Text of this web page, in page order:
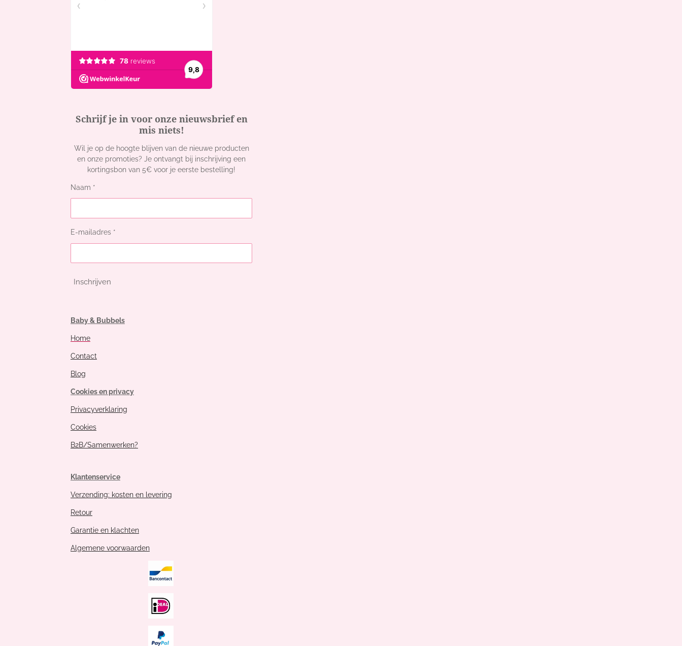
Schrijf je in voor onze nieuwsbrief en
mis niets!
Wil je op de hoogte blijven van de nieuwe producten
en onze promoties? Je ontvangt bij inschrijving een
kortingsbon van 5€ voor je eerste bestelling!
Naam *
E-mailadres *
Inschrijven
Baby & Bubbels
Home
Contact
Blog
Cookies en privacy
Privacyverklaring
Cookies
B2B/Samenwerken?
Klantenservice
Verzending: kosten en levering
Retour
Garantie en klachten
Algemene voorwaarden